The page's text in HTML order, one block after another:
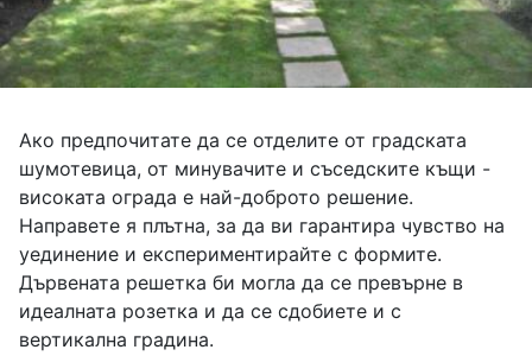
Ако предпочитате да се отделите от градската
шумотевица, от минувачите и съседските къщи -
високата ограда е най-доброто решение.
Направете я плътна, за да ви гарантира чувство на
уединение и експериментирайте с формите.
Дървената решетка би могла да се превърне в
идеалната розетка и да се сдобиете и с
вертикална градина.